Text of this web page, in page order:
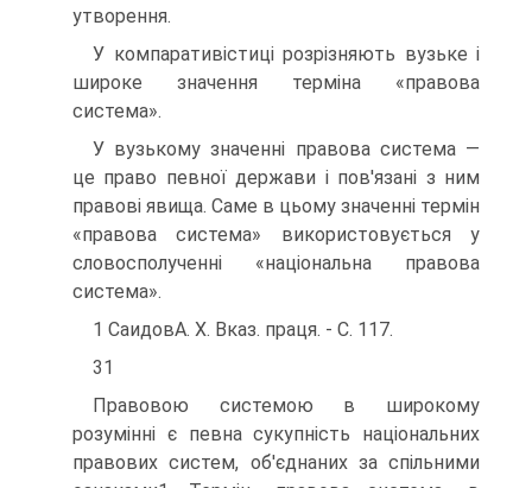
утворення.
У компаративістиці розрізняють вузьке і
широке значення терміна «правова
система».
У вузькому значенні правова система —
це право певної держави і пов'язані з ним
правові явища. Саме в цьому значенні термін
«правова система» використовується у
словосполученні «національна правова
система».
1 СаидовА. X. Вказ. праця. - С. 117.
31
Правовою системою в широкому
розумінні є певна сукупність національних
правових систем, об'єднаних за спільними